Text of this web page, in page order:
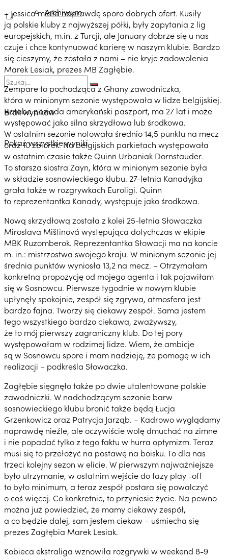
Archiwum
Brak wyników
Pokaż wszystkie wyniki
– Jessica miała naprawdę sporo dobrych ofert. Kusiły
ją polskie kluby z najwyższej półki, były zapytania z lig
europejskich, m.in. z Turcji, ale January dobrze się u nas
czuje i chce kontynuować karierę w naszym klubie. Bardzo
się cieszymy, że została z nami – nie kryje zadowolenia
Marek Lesiak, prezes MB Zagłębie.
Zempare to pochodząca z Ghany zawodniczka,
która w minionym sezonie występowała w lidze belgijskiej.
Batabe posiada amerykański paszport, ma 27 lat i może
występować jako silna skrzydłowa lub środkowa.
W ostatnim sezonie notowała średnio 14,5 punktu na mecz
oraz 10 zbiórek. Na belgijskich parkietach występowała
w ostatnim czasie także Quinn Urbaniak Dornstauder.
To starsza siostra Zayn, która w minionym sezonie była
w składzie sosnowieckiego klubu. 27-letnia Kanadyjka
grała także w rozgrywkach Euroligi. Quinn
to reprezentantka Kanady, występuje jako środkowa.
Nową skrzydłową została z kolei 25-letnia Słowaczka
Miroslava Mištinová występująca dotychczas w ekipie
MBK Ruzomberok. Reprezentantka Słowacji ma na koncie
m. in.: mistrzostwa swojego kraju. W minionym sezonie jej
średnia punktów wyniosła 13,2 na mecz. – Otrzymałam
konkretną propozycję od mojego agenta i tak pojawiłam
się w Sosnowcu. Pierwsze tygodnie w nowym klubie
upłynęły spokojnie, zespół się zgrywa, atmosfera jest
bardzo fajna. Tworzy się ciekawy zespół. Sama jestem
tego wszystkiego bardzo ciekawa, zważywszy,
że to mój pierwszy zagraniczny klub. Do tej pory
występowałam w rodzimej lidze. Wiem, że ambicje
są w Sosnowcu spore i mam nadzieję, że pomogę w ich
realizacji – podkreśla Słowaczka.
Zagłębie sięgnęło także po dwie utalentowane polskie
zawodniczki. W nadchodzącym sezonie barw
sosnowieckiego klubu bronić także będą Łucja
Grzenkowicz oraz Patrycja Jarząb. – Kadrowo wyglądamy
naprawdę nieźle, ale oczywiście wolę dmuchać na zimne
i nie popadać tylko z tego faktu w hurra optymizm. Teraz
musi się to przełożyć na postawę na boisku. To dla nas
trzeci kolejny sezon w elicie. W pierwszym najważniejsze
było utrzymanie, w ostatnim wejście do fazy play -off
to było minimum, a teraz zespół postara się powalczyć
o coś więcej. Co konkretnie, to przyniesie życie. Na pewno
można już powiedzieć, że mamy ciekawy zespół,
a co będzie dalej, sam jestem ciekaw – uśmiecha się
prezes Zagłębia Marek Lesiak.
Kobieca ekstraliga wznowiła rozgrywki w weekend 8-9